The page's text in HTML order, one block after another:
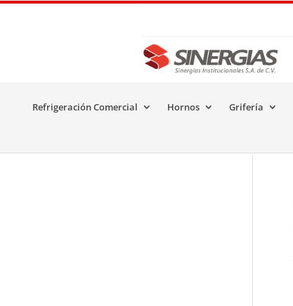
Refrigeración Comercial Hornos Grifería